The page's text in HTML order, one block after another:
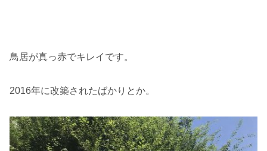
鳥居が真っ赤でキレイです。
2016年に改築されたばかりとか。